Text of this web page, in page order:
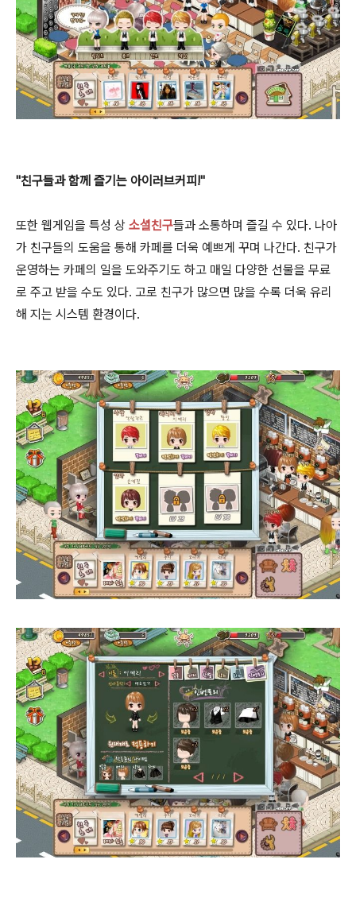
"친구들과 함께 즐기는 아이러브커피!"
또한 웹게임을 특성 상 소셜친구들과 소통하며 즐길 수 있다. 나아
가 친구들의 도움을 통해 카페를 더욱 예쁘게 꾸며 나간다. 친구가
운영하는 카페의 일을 도와주기도 하고 매일 다양한 선물을 무료
로 주고 받을 수도 있다. 고로 친구가 많으면 많을 수록 더욱 유리
해 지는 시스템 환경이다.